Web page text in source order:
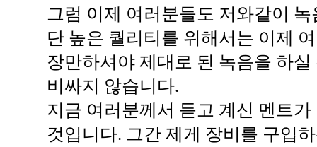
그럼 이제 여러분들도 저와같이
단 높은 퀄리티를 위해서는 이제
장만하셔야 제대로 된 녹음을 하실
비싸지 않습니다.
지금 여러분께서 듣고 계신 멘트
것입니다. 그간 제게 장비를 구입